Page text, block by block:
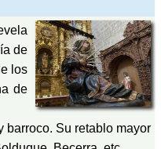
de
los
de
barroco. Su retablo mayor